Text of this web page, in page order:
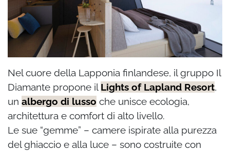
Nel cuore della Lapponia finlandese, il gruppo Il
Diamante propone il Lights of Lapland Resort,
un albergo di lusso che unisce ecologia,
architettura e comfort di alto livello.
Le sue “gemme” – camere ispirate alla purezza
del ghiaccio e alla luce – sono costruite con